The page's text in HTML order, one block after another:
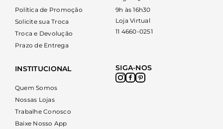
INSTITUCIONAL
Quem Somos
Nossas Lojas
Trabalhe Conosco
Baixe Nosso App
Política de Promoção
Solicite sua Troca
Troca e Devolução
Prazo de Entrega
9h às 16h30
Loja Virtual
11 4660-0251
SIGA-NOS